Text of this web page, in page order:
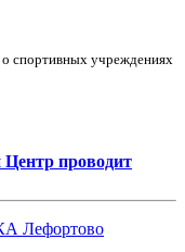
спортивных учреждениях
Центр проводит
Лефортово